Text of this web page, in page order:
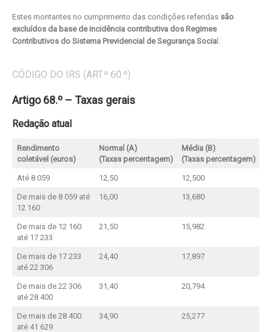
Estes montantes no cumprimento das condições referidas são
excluídos da base de incidência contributiva dos Regimes
Contributivos do Sistema Previdencial de Segurança Socia l.
CÓDIGO DO IRS (ART.º 60.º)
Artigo 68.º – Taxas gerais
Redação atual
Rendimento
coletável (euros)
Normal (A)
(Taxas percentagem)
Média (B)
(Taxas percentagem)
Até 8 059 12,50 12,500
De mais de 8 059 até
12 160
16,00 13,680
De mais de 12 160
até 17 233
21,50 15,982
De mais de 17 233
até 22 306
24,40 17,897
De mais de 22 306
até 28 400
31,40 20,794
De mais de 28 400
até 41 629
34,90 25,277